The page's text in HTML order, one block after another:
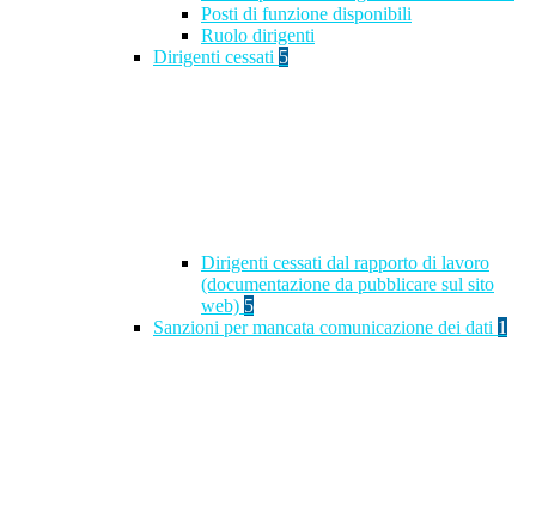
Posti di funzione disponibili
Ruolo dirigenti
Dirigenti cessati 5
Dirigenti cessati dal rapporto di lavoro
(documentazione da pubblicare sul sito
web) 5
Sanzioni per mancata comunicazione dei dati 1